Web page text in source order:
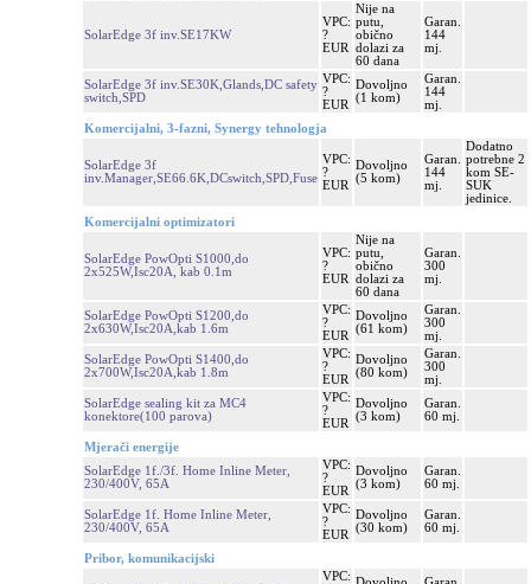
SolarEdge 3f inv.SE17KW
VPC:
?
EUR
Nije na
putu,
obično
dolazi za
60 dana
Garan.
144
mj.
SolarEdge 3f inv.SE30K,Glands,DC safety
switch,SPD
VPC:
?
EUR
Dovoljno
(1 kom)
Garan.
144
mj.
Komercijalni, 3-fazni, Synergy tehnologja
SolarEdge 3f
inv.Manager,SE66.6K,DCswitch,SPD,Fuse
VPC:
?
EUR
Dovoljno
(5 kom)
Garan.
144
mj.
Dodatno
potrebne 2
kom SE-
SUK
jedinice.
Komercijalni optimizatori
SolarEdge PowOpti S1000,do
2x525W,Isc20A, kab 0.1m
VPC:
?
EUR
Nije na
putu,
obično
dolazi za
60 dana
Garan.
300
mj.
SolarEdge PowOpti S1200,do
2x630W,Isc20A,kab 1.6m
VPC:
?
EUR
Dovoljno
(61 kom)
Garan.
300
mj.
SolarEdge PowOpti S1400,do
2x700W,Isc20A,kab 1.8m
VPC:
?
EUR
Dovoljno
(80 kom)
Garan.
300
mj.
SolarEdge sealing kit za MC4
konektore(100 parova)
VPC:
?
EUR
Dovoljno
(3 kom)
Garan.
60 mj.
Mjerači energije
SolarEdge 1f./3f. Home Inline Meter,
230/400V, 65A
VPC:
?
EUR
Dovoljno
(3 kom)
Garan.
60 mj.
SolarEdge 1f. Home Inline Meter,
230/400V, 65A
VPC:
?
EUR
Dovoljno
(30 kom)
Garan.
60 mj.
Pribor, komunikacijski
VPC: